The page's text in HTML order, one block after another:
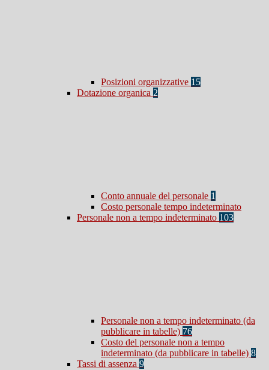
Posizioni organizzative 15
Dotazione organica 2
Conto annuale del personale 1
Costo personale tempo indeterminato
Personale non a tempo indeterminato 103
Personale non a tempo indeterminato (da
pubblicare in tabelle) 76
Costo del personale non a tempo
indeterminato (da pubblicare in tabelle) 8
Tassi di assenza 9